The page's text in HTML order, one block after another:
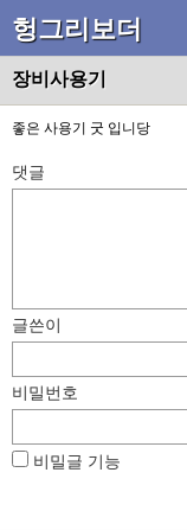
헝그리보더
장비사용기
좋은 사용기 굿 입니당
댓글
글쓴이
비밀번호
비밀글 기능